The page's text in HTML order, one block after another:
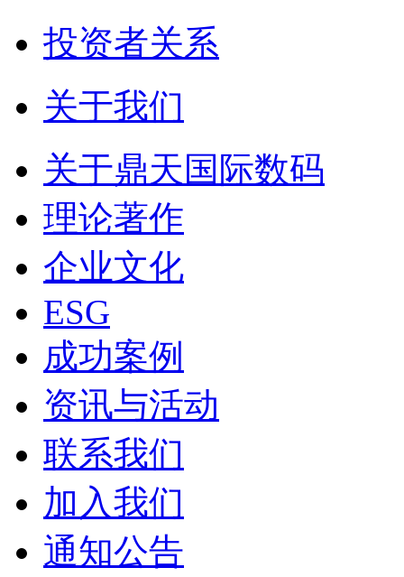
投资者关系
关于我们
关于鼎天国际数码
理论著作
企业文化
ESG
成功案例
资讯与活动
联系我们
加入我们
通知公告